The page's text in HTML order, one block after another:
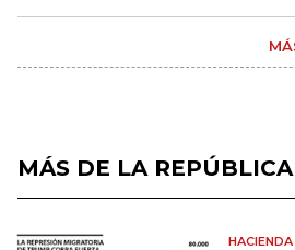
MÁS DE LA REPÚBLICA
HACIENDA